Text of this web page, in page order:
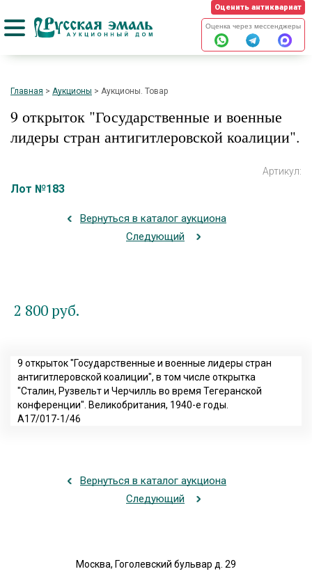
Оценить антиквариат
Оценка через мессенджеры
Главная > Аукционы > Аукционы. Товар
Вернуться в каталог аукциона
Следующий
9 открыток "Государственные и военные
лидеры стран антигитлеровской коалиции".
Лот №183
Артикул:
2 800руб.
9 открыток "Государственные и военные лидеры стран
антигитлеровской коалиции", в том числе открытка
"Сталин, Рузвельт и Черчилль во время Тегеранской
конференции". Великобритания, 1940-е годы.
А17/017-1/46
Вернуться в каталог аукциона
Следующий
Москва, Гоголевский бульвар д. 29